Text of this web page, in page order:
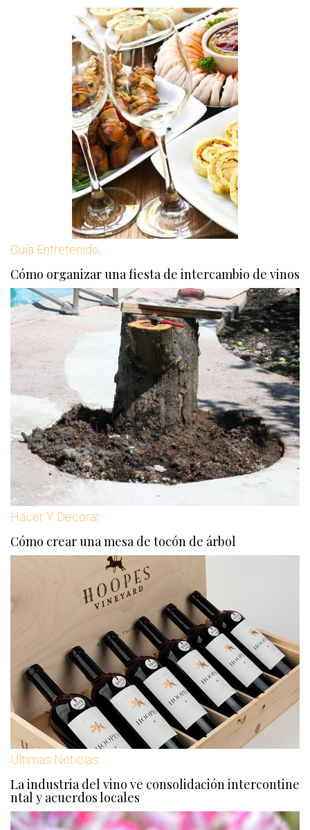
Guía Entretenido,
Cómo organizar una fiesta de intercambio de vinos
Hacer Y Decorar
Cómo crear una mesa de tocón de árbol
Últimas Noticias
La industria del vino ve consolidación intercontine
ntal y acuerdos locales